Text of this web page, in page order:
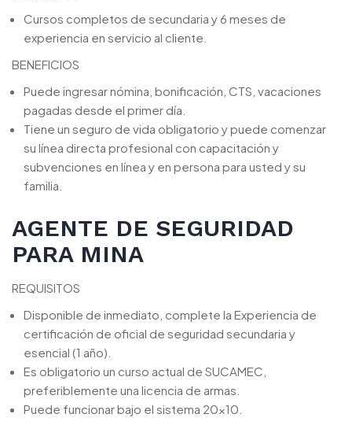
Cursos completos de secundaria y 6 meses de
experiencia en servicio al cliente.
BENEFICIOS
Puede ingresar nómina, bonificación, CTS, vacaciones
pagadas desde el primer día.
Tiene un seguro de vida obligatorio y puede comenzar
su línea directa profesional con capacitación y
subvenciones en línea y en persona para usted y su
familia.
AGENTE DE SEGURIDAD
PARA MINA
REQUISITOS
Disponible de inmediato, complete la Experiencia de
certificación de oficial de seguridad secundaria y
esencial (1 año).
Es obligatorio un curso actual de SUCAMEC,
preferiblemente una licencia de armas.
Puede funcionar bajo el sistema 20×10.